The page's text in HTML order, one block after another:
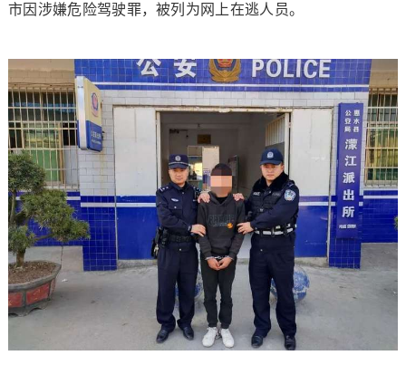
市因涉嫌危险驾驶罪，被列为网上在逃人员。